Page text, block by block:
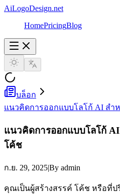
AiLogoDesign.net
HomePricingBlog
บล็อก
แนวคิดการออกแบบโลโก้ AI สำ
แนวคิดการออกแบบโลโก้
โค้ช
ก.ย. 29, 2025|By admin
คุณเป็นผู้สร้างสรรค์ โค้ช หรือที่ป